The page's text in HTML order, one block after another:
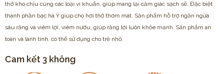
thở khó chịu cùng các loại vi khuẩn, giúp mang lại cảm giác sạch sẽ. Đặc biệt
thành phần bạc hà Ý giúp cho hơi thở thơm mát. Sản phẩm hỗ trợ ngăn ngừa
sâu răng và viêm lợi, viêm nướu, giúp răng lợi luôn khỏe mạnh. Sản phẩm an
toàn và lành tính, có thể sử dụng cho trẻ nhỏ.
Cam kết 3 không